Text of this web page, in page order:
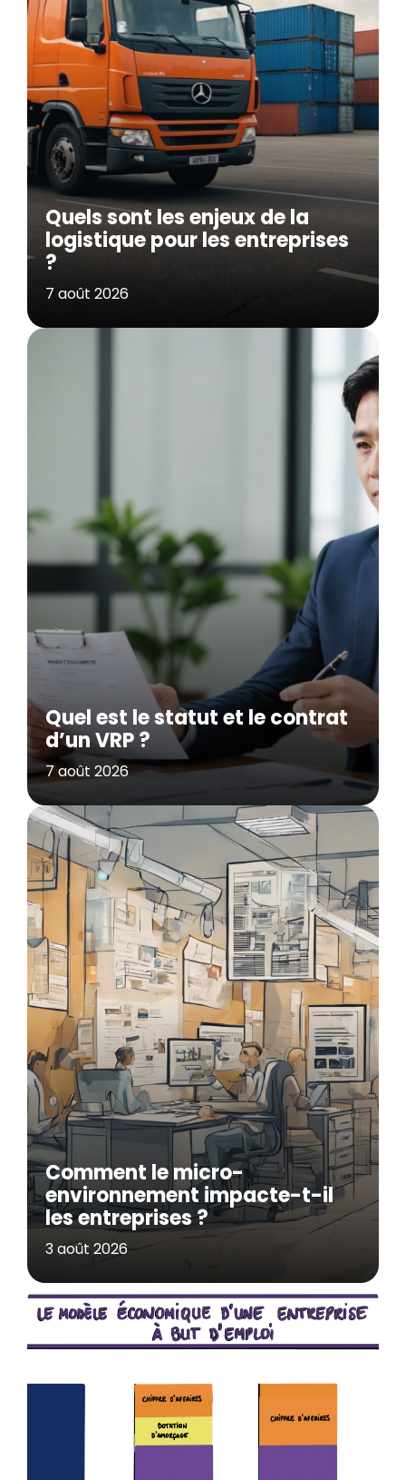
Quels sont les enjeux de la
logistique pour les entreprises
?
7 août 2026
Quel est le statut et le contrat
d’un VRP ?
7 août 2026
Comment le micro-
environnement impacte-t-il
les entreprises ?
3 août 2026